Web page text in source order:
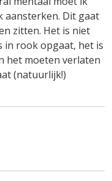
aansterken. Dit gaat
zitten. Het is niet
in rook opgaat, het is
het moeten verlaten
(natuurlijk!)